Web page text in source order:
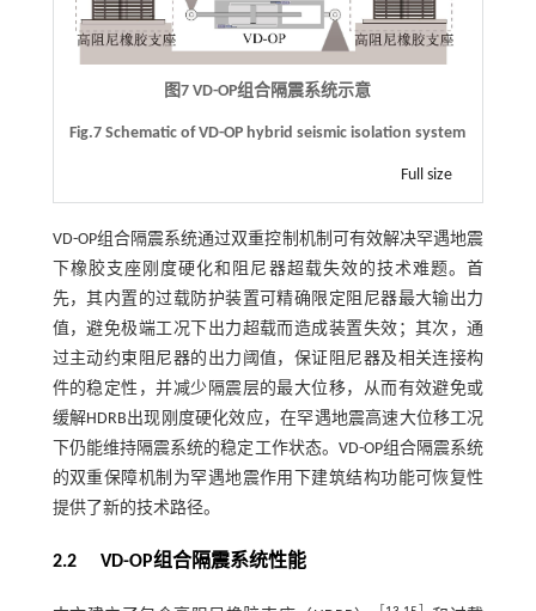
图7 VD-OP组合隔震系统示意
Fig.7 Schematic of VD-OP hybrid seismic isolation system
Full size
VD-OP组合隔震系统通过双重控制机制可有效解决罕遇地震
下橡胶支座刚度硬化和阻尼器超载失效的技术难题。首
先，其内置的过载防护装置可精确限定阻尼器最大输出力
值，避免极端工况下出力超载而造成装置失效；其次，通
过主动约束阻尼器的出力阈值，保证阻尼器及相关连接构
件的稳定性，并减少隔震层的最大位移，从而有效避免或
缓解HDRB出现刚度硬化效应，在罕遇地震高速大位移工况
下仍能维持隔震系统的稳定工作状态。VD-OP组合隔震系统
的双重保障机制为罕遇地震作用下建筑结构功能可恢复性
提供了新的技术路径。
2.2 VD-OP组合隔震系统性能